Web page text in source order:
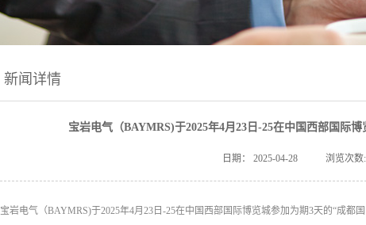
新闻详情
宝岩电气（BAYMRS)于2025年4月23日-25在中国西部国际
日期： 2025-04-28 浏览次数:
宝岩电气（BAYMRS)于2025年4月23日-25在中国西部国际博览城参加为期3天的“成都